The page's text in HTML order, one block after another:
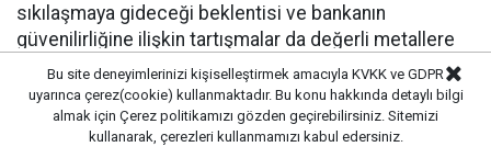
sıkılaşmaya gideceği beklentisi ve bankanın
güvenilirliğine ilişkin tartışmalar da değerli metallere
yönelik alımları destekledi.
Altın ve gümüşün ons fiyatı, son 28 haftanın en güçlü
Bu site deneyimlerinizi kişiselleştirmek amacıyla KVKK ve GDPR
uyarınca çerez(cookie) kullanmaktadır. Bu konu hakkında detaylı bilgi
almak için Çerez politikamızı gözden geçirebilirsiniz. Sitemizi
kullanarak, çerezleri kullanmamızı kabul edersiniz.